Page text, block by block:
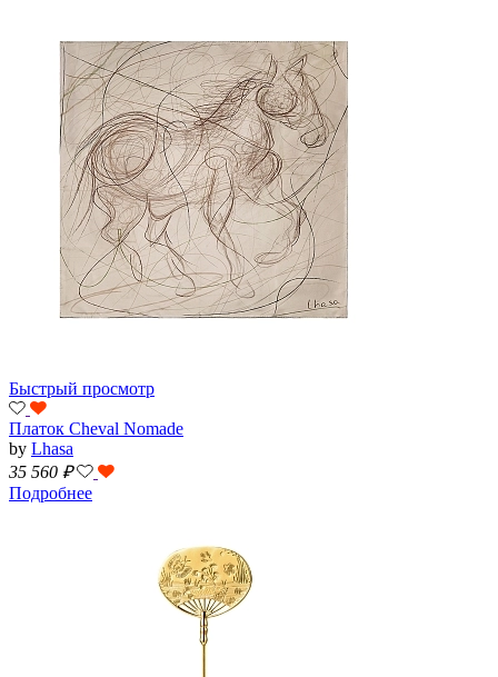
Быстрый просмотр
Платок Cheval Nomade
by Lhasa
35 560 ₽
Подробнее